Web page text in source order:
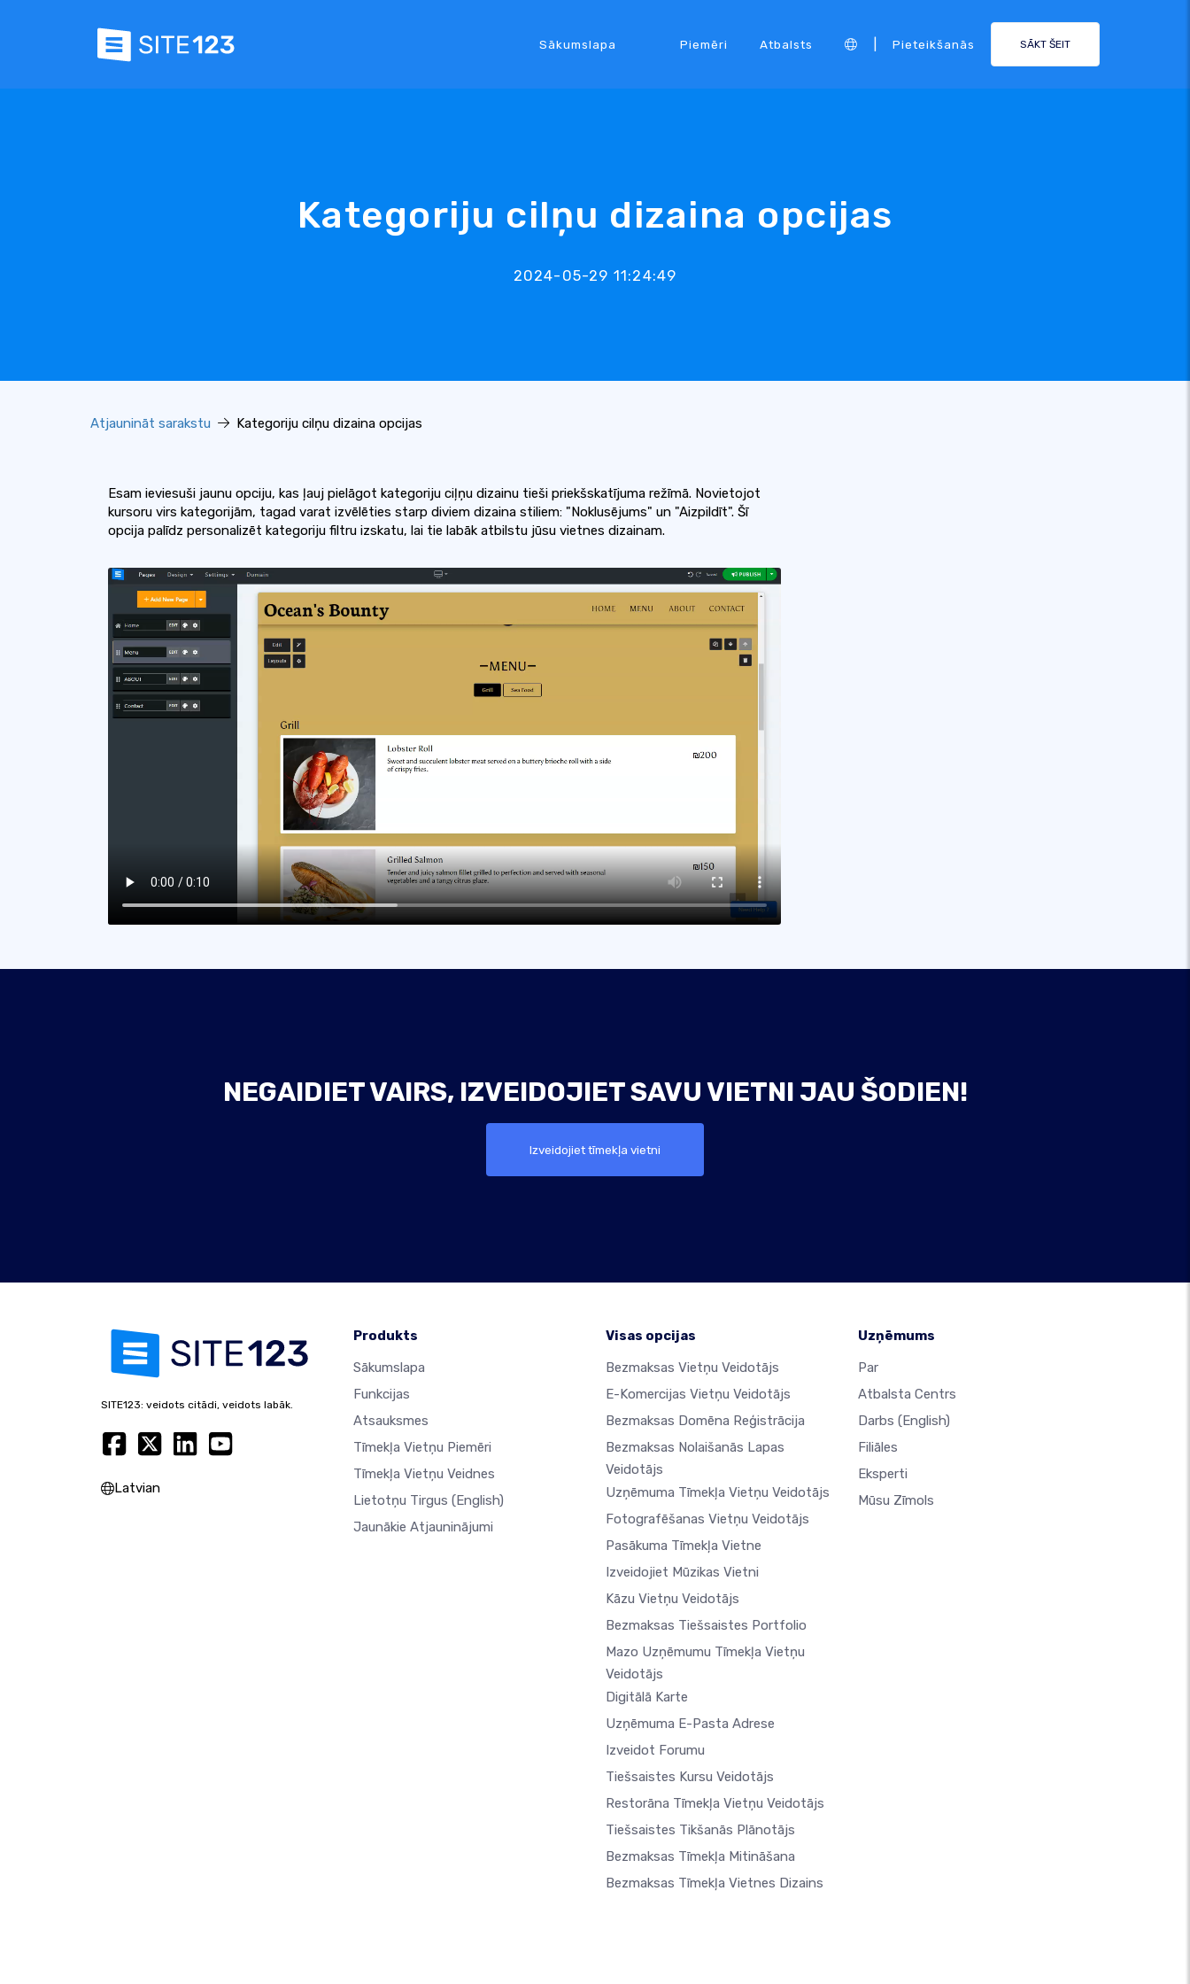
Sākumslapa Piemēri Atbalsts Pieteikšanās SĀKT ŠEIT
Kategoriju cilņu dizaina opcijas
2024-05-29 11:24:49
Atjaunināt sarakstu Kategoriju cilņu dizaina opcijas
Esam ieviesuši jaunu opciju, kas ļauj pielāgot kategoriju ciļņu dizainu tieši priekšskatījuma režīmā. Novietojot
kursoru virs kategorijām, tagad varat izvēlēties starp diviem dizaina stiliem: "Noklusējums" un "Aizpildīt". Šī
opcija palīdz personalizēt kategoriju filtru izskatu, lai tie labāk atbilstu jūsu vietnes dizainam.
NEGAIDIET VAIRS, IZVEIDOJIET SAVU VIETNI JAU ŠODIEN!
Izveidojiet tīmekļa vietni
SITE123: veidots citādi, veidots labāk.
Latvian
Produkts
Sākumslapa
Funkcijas
Atsauksmes
Tīmekļa Vietņu Piemēri
Tīmekļa Vietņu Veidnes
Lietotņu Tirgus (English)
Jaunākie Atjauninājumi
Visas opcijas
Bezmaksas Vietņu Veidotājs
E-Komercijas Vietņu Veidotājs
Bezmaksas Domēna Reģistrācija
Bezmaksas Nolaišanās Lapas
Veidotājs
Uzņēmuma Tīmekļa Vietņu Veidotājs
Fotografēšanas Vietņu Veidotājs
Pasākuma Tīmekļa Vietne
Izveidojiet Mūzikas Vietni
Kāzu Vietņu Veidotājs
Bezmaksas Tiešsaistes Portfolio
Mazo Uzņēmumu Tīmekļa Vietņu
Veidotājs
Digitālā Karte
Uzņēmuma E-Pasta Adrese
Izveidot Forumu
Tiešsaistes Kursu Veidotājs
Restorāna Tīmekļa Vietņu Veidotājs
Tiešsaistes Tikšanās Plānotājs
Bezmaksas Tīmekļa Mitināšana
Bezmaksas Tīmekļa Vietnes Dizains
Uzņēmums
Par
Atbalsta Centrs
Darbs (English)
Filiāles
Eksperti
Mūsu Zīmols